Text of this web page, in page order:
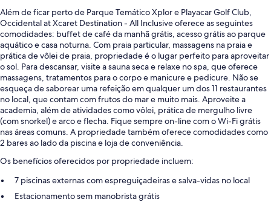
Além de ficar perto de Parque Temático Xplor e Playacar Golf Club,
Occidental at Xcaret Destination - All Inclusive oferece as seguintes
comodidades: buffet de café da manhã grátis, acesso grátis ao parque
aquático e casa noturna. Com praia particular, massagens na praia e
prática de vôlei de praia, propriedade é o lugar perfeito para aproveitar
o sol. Para descansar, visite a sauna seca e relaxe no spa, que oferece
massagens, tratamentos para o corpo e manicure e pedicure. Não se
esqueça de saborear uma refeição em qualquer um dos 11 restaurantes
no local, que contam com frutos do mar e muito mais. Aproveite a
academia, além de atividades como vôlei, prática de mergulho livre
(com snorkel) e arco e flecha. Fique sempre on-line com o Wi-Fi grátis
nas áreas comuns. A propriedade também oferece comodidades como
2 bares ao lado da piscina e loja de conveniência.
Os benefícios oferecidos por propriedade incluem:
7 piscinas externas com espreguiçadeiras e salva-vidas no local
Estacionamento sem manobrista grátis